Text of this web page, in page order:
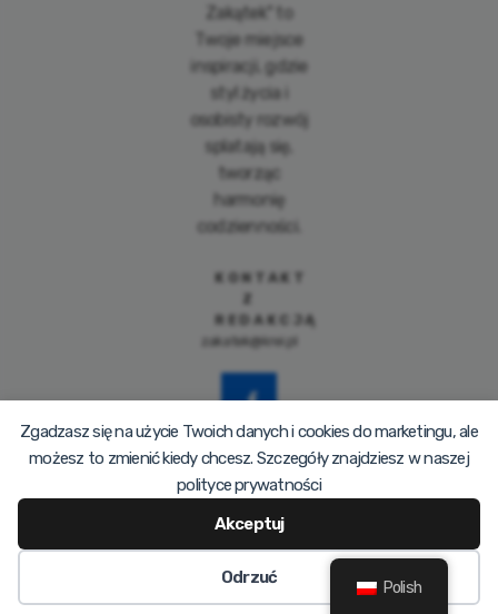
Zakątek" to
Twoje miejsce
inspiracji, gdzie
styl życia i
osobisty rozwój
splatają się,
tworząc
harmonię
codzienności.
KONTAKT
REDAKCJĄ
zakatek@krei.pl
© 2026 SZCZESLIWYZAKATEK.PL
Polish
Zgadzasz się na użycie Twoich danych i cookies do marketingu, ale
możesz to zmienić kiedy chcesz. Szczegóły znajdziesz w naszej
polityce prywatności
Akceptuj
Odrzuć